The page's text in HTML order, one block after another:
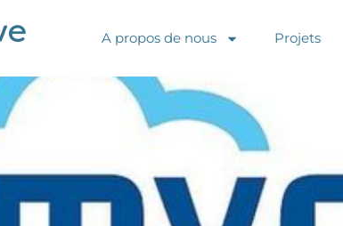
A propos de nous Projets